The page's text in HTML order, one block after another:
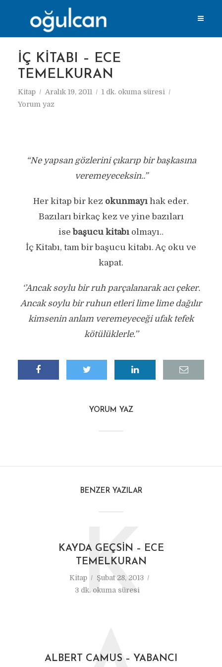
İÇ KITABI – ECE
TEMELKURAN
Kitap Aralık 19, 2011
1 dk. okuma süresi
Yorum yaz
“Ne yapsan gözlerini çıkarıp bir başkasına
veremeyeceksin..”
Her kitap bir kez okunmayı hak eder.
Bazıları birkaç kez ve yine bazıları
isebaşucu kitabı olmayı..
İç Kitabı, tam bir başucu kitabı. Aç oku ve
kapat.
‘’Ancak soylu bir ruh parçalanarak acı çeker.
Ancak soylu bir ruhun etleri lime lime dağılır
kimsenin anlam veremeyeceği ufak tefek
kötülüklerle.’’
YORUM YAZ
BENZER YAZILAR
KAYDA GEÇSIN – ECE
TEMELKURAN
Kitap
Şubat 28, 2013
3 dk. okuma süresi
K
ALBERT CAMUS – YABANCI